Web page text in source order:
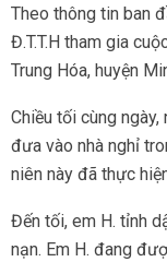
Theo thông tin ban
Đ.T.T.H tham gia
Trung Hóa, huyện
Chiều tối cùng
đưa vào nhà nghỉ
niên này đã thực
Đến tối, em H. tỉnh
nạn. Em H. đang